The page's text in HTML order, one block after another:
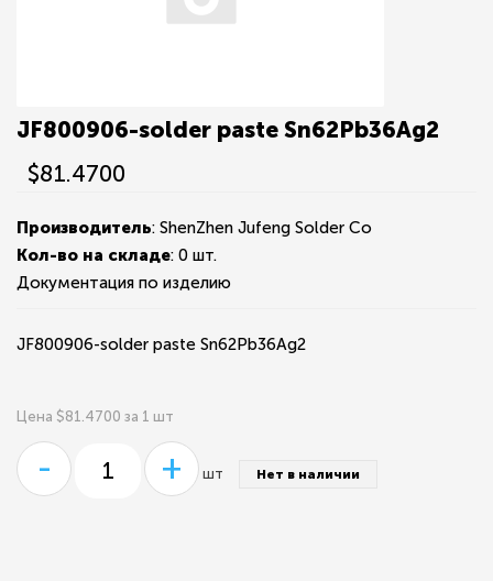
JF800906-solder paste Sn62Pb36Ag2
$81.4700
Производитель: ShenZhen Jufeng Solder Co
Кол-во на складе: 0 шт.
Документация по изделию
JF800906-solder paste Sn62Pb36Ag2
Цена $81.4700 за 1 шт
- + шт Нет в наличии